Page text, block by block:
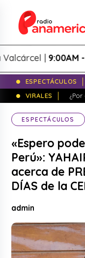
|9:00AM -
ESPECTÁCULOS
VIRALES
ESPECTÁCULOS
«Espero
Perú»:
acerca de
DÍAS de la
admin